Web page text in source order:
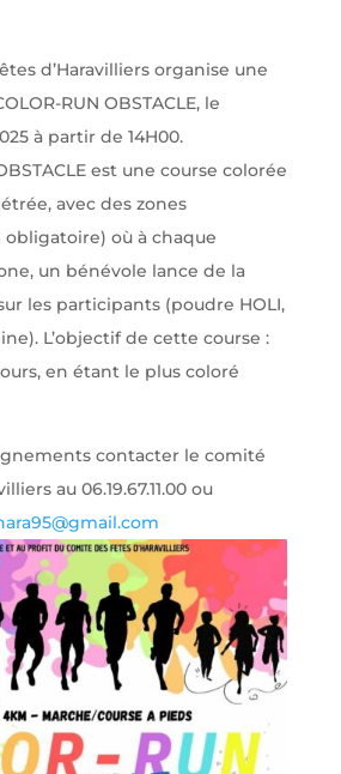
d’Haravilliers organise une
RUN OBSTACLE, le
à partir de 14H00.
est une course colorée
avec des zones
obligatoire) où à chaque
un bénévole lance de la
les participants (poudre HOLI,
L’objectif de cette course :
en étant le plus coloré
contacter le comité
au 06.19.67.11.00 ou